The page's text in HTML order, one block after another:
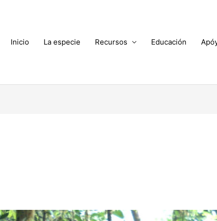
Inicio La especie Recursos Educación